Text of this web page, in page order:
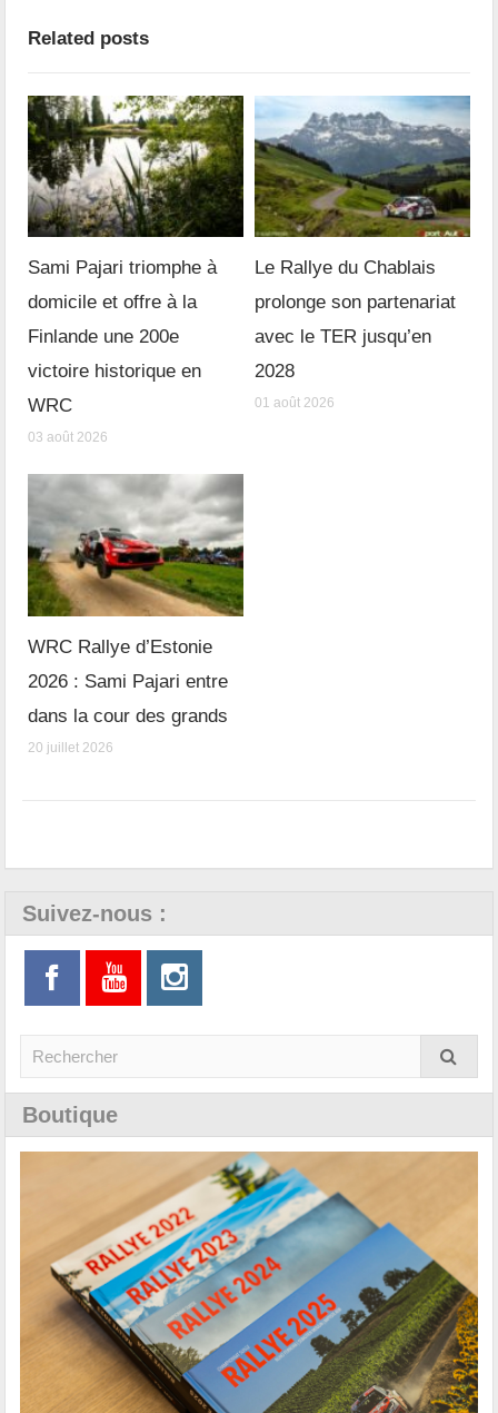
Related posts
Sami Pajari triomphe à
domicile et offre à la
Finlande une 200e
victoire historique en
WRC
03 août 2026
Le Rallye du Chablais
prolonge son partenariat
avec le TER jusqu’en
2028
01 août 2026
WRC Rallye d’Estonie
2026 : Sami Pajari entre
dans la cour des grands
20 juillet 2026
Suivez-nous :
Boutique